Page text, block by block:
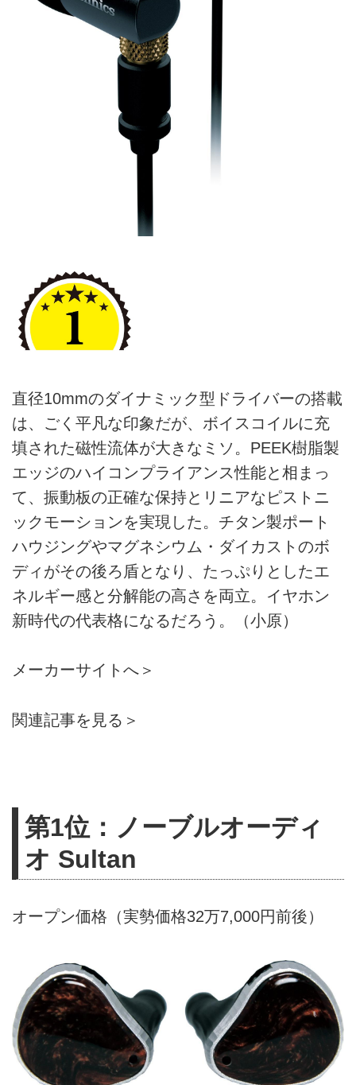
直径10mmのダイナミック型ドライバーの搭載
は、ごく平凡な印象だが、ボイスコイルに充
填された磁性流体が大きなミソ。PEEK樹脂製
エッジのハイコンプライアンス性能と相まっ
て、振動板の正確な保持とリニアなピストニ
ックモーションを実現した。チタン製ポート
ハウジングやマグネシウム・ダイカストのボ
ディがその後ろ盾となり、たっぷりとしたエ
ネルギー感と分解能の高さを両立。イヤホン
新時代の代表格になるだろう。（小原）
メーカーサイトへ＞
関連記事を見る＞
第1位：ノーブルオーディ
オ Sultan
オープン価格（実勢価格32万7,000円前後）